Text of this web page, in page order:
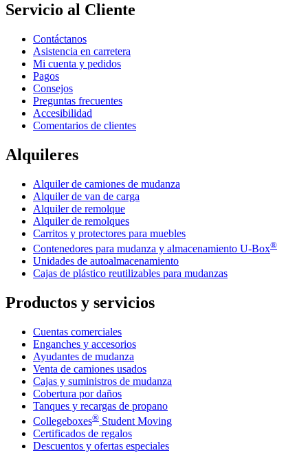
Servicio al Cliente
Contáctanos
Asistencia en carretera
Mi cuenta y pedidos
Pagos
Consejos
Preguntas frecuentes
Accesibilidad
Comentarios de clientes
Alquileres
Alquiler de camiones de mudanza
Alquiler de van de carga
Alquiler de remolque
Alquiler de remolques
Carritos y protectores para muebles
Contenedores para mudanza y almacenamiento U-Box®
Unidades de autoalmacenamiento
Cajas de plástico reutilizables para mudanzas
Productos y servicios
Cuentas comerciales
Enganches y accesorios
Ayudantes de mudanza
Venta de camiones usados
Cajas y suministros de mudanza
Cobertura por daños
Tanques y recargas de propano
Collegeboxes® Student Moving
Certificados de regalos
Descuentos y ofertas especiales